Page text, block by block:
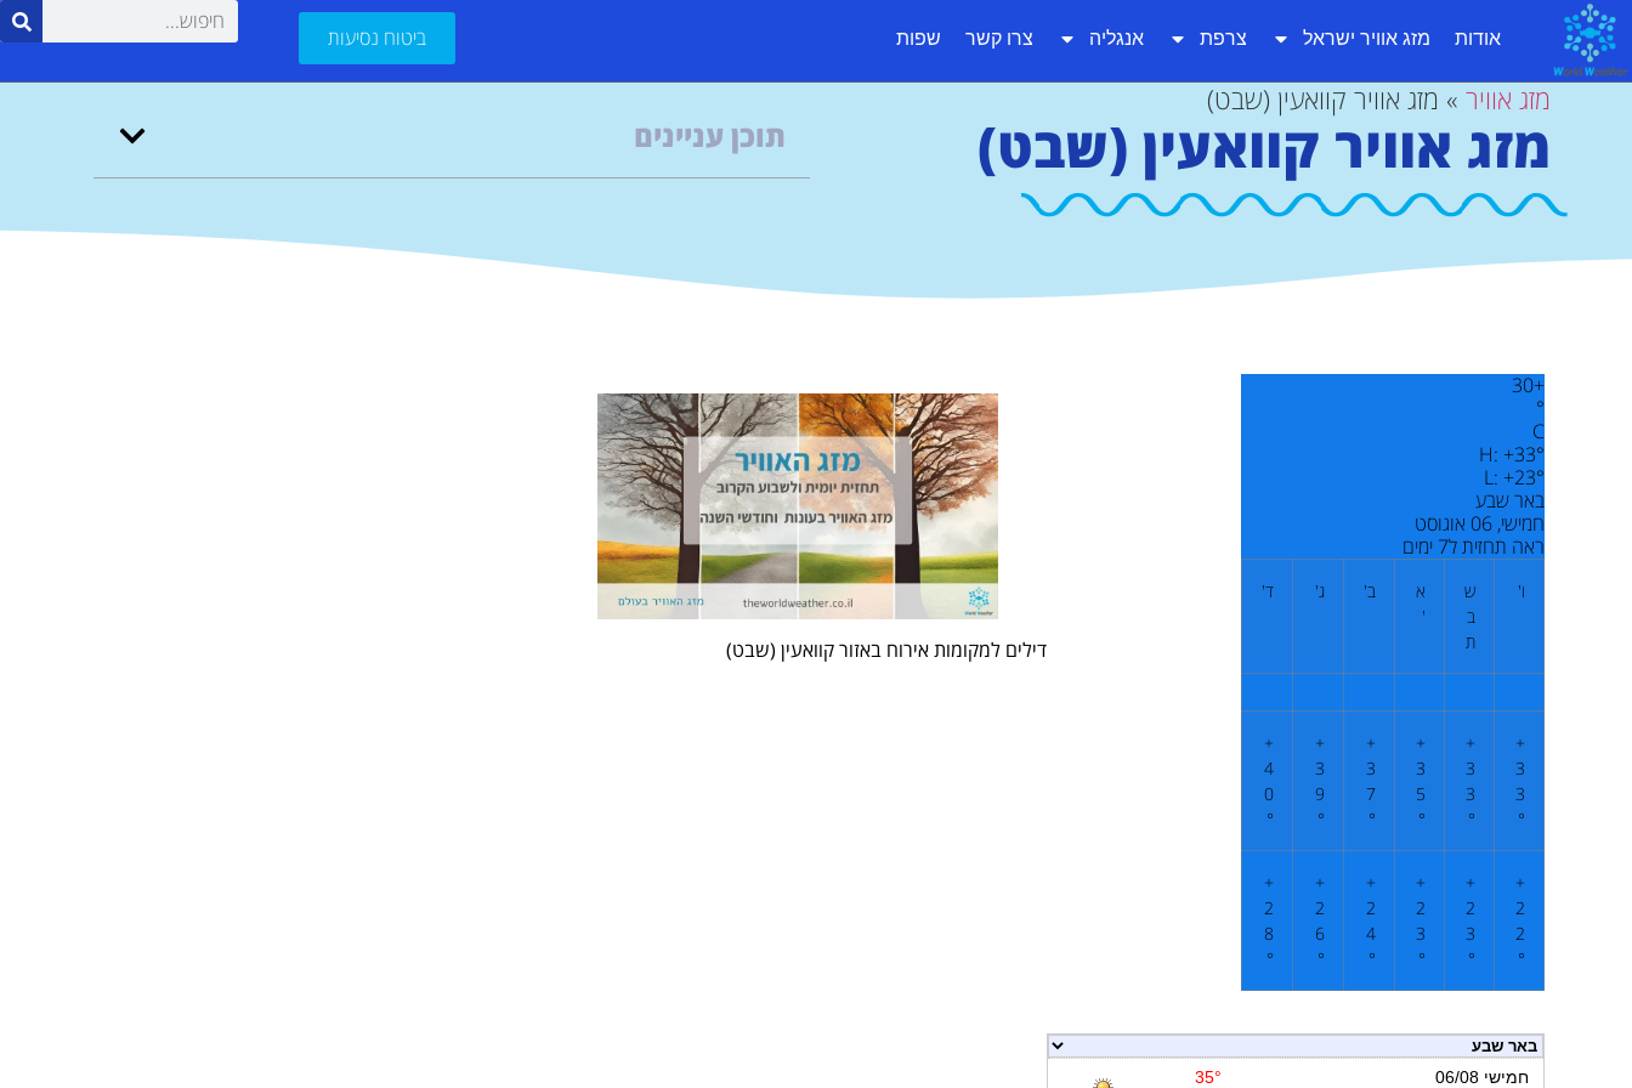
אודות מזג אוויר ישראל צרפת אנגליה צרו קשר שפות ביטוח נסיעות
מזג אוויר » מזג אוויר קוואעין (שבט)
מזג אוויר קוואעין (שבט) תוכן עניינים
+
30
°
C
H: +33°
L: +23°
באר שבע
חמישי, 06 אוגוסט
ראה תחזית ל7 ימים
ו'
ש
ב
ת
א
'
ב' ג' ד'
+
3
3
°
+
3
3
°
+
3
5
°
+
3
7
°
+
3
9
°
+
4
0
°
+
2
2
°
+
2
3
°
+
2
3
°
+
2
4
°
+
2
6
°
+
2
8
°
דילים למקומות אירוח באזור קוואעין (שבט)